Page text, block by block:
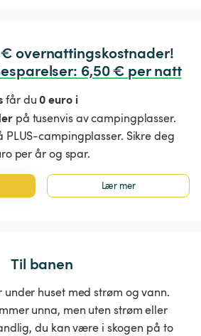
overnattingskostnader!
: 6,50 € per natt
får du0 euro i
på tusenvis av campingplasser.
PLUS-campingplasser. Sikre deg
per år og spar.
Lær mer
Til banen
huset med strøm og vann.
unna, men uten strøm eller
du kan være i skogen på to